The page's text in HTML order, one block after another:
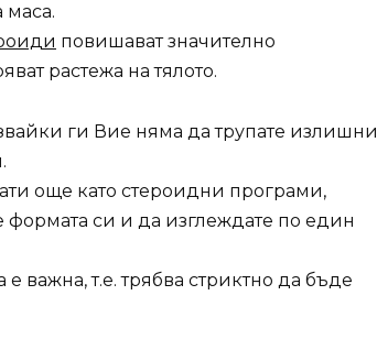
маса.
повишават значително
растежа на тялото.
ги Вие няма да трупате излишни
още като стероидни програми,
си и да изглеждате по един
важна, т.е. трябва стриктно да бъде